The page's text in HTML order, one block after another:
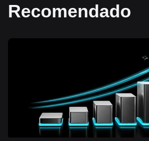
Recomendado